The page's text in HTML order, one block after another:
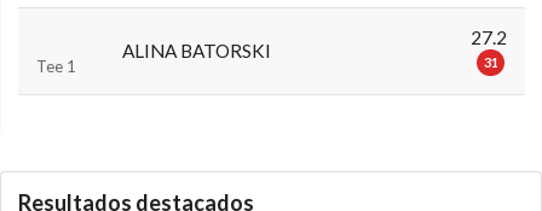
Tee 1
ALINA BATORSKI
27.2
31
Resultados destacados